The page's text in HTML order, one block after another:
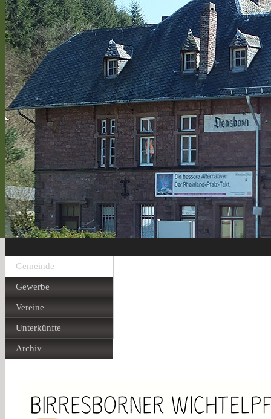
Gemeinde
Gewerbe
Vereine
Unterkünfte
Archiv